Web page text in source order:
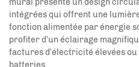
mural présente un design
intégrées qui offrent une
fonction alimentée par énergie
profiter d'un éclairage
factures d'électricité élevées